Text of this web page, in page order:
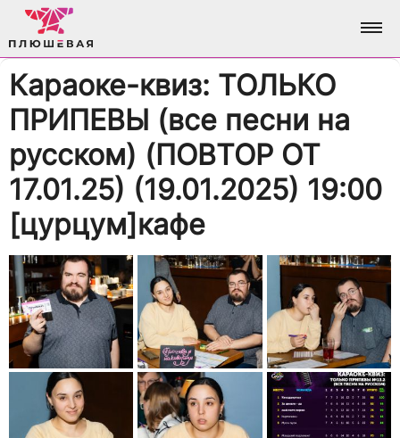
ФОТО
ВСЕ ФОТО
АНАЛИТИКА
ДОСТИЖЕНИЯ
БРЕНДИНГ
ВХОД / РЕГИСТРАЦИЯ
Караоке-квиз: ТОЛЬКО
ПРИПЕВЫ (все песни на
русском) (ПОВТОР ОТ
17.01.25) (19.01.2025) 19:00
[цурцум]кафе